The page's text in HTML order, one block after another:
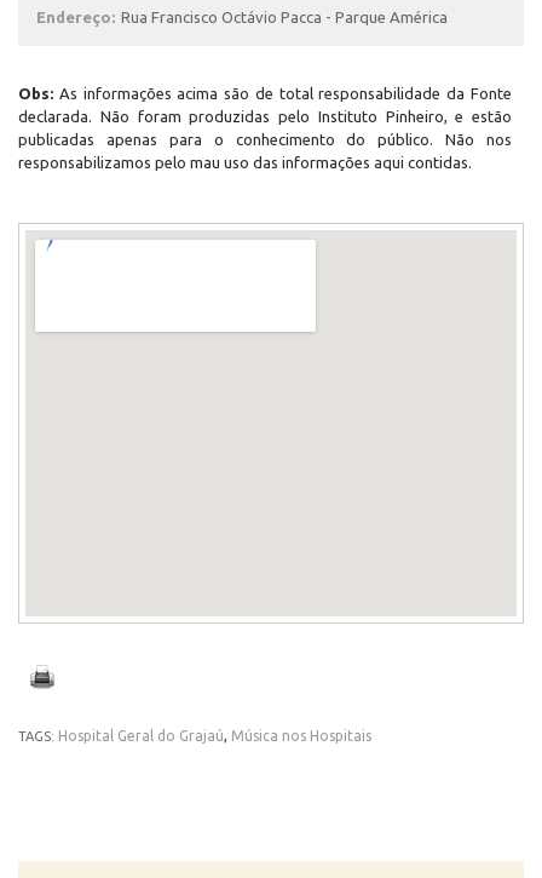
Endereço: Rua Francisco Octávio Pacca - Parque América
Obs: As informações acima são de total responsabilidade da Fonte
declarada. Não foram produzidas pelo Instituto Pinheiro, e estão
publicadas apenas para o conhecimento do público. Não nos
responsabilizamos pelo mau uso das informações aqui contidas.
TAGS: Hospital Geral do Grajaú, Música nos Hospitais